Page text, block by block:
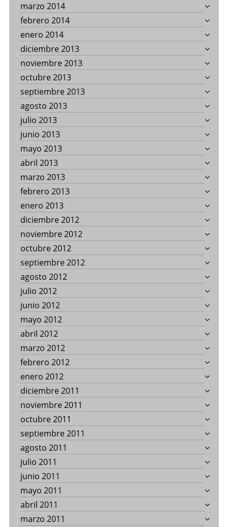
marzo 2014
febrero 2014
enero 2014
diciembre 2013
noviembre 2013
octubre 2013
septiembre 2013
agosto 2013
julio 2013
junio 2013
mayo 2013
abril 2013
marzo 2013
febrero 2013
enero 2013
diciembre 2012
noviembre 2012
octubre 2012
septiembre 2012
agosto 2012
julio 2012
junio 2012
mayo 2012
abril 2012
marzo 2012
febrero 2012
enero 2012
diciembre 2011
noviembre 2011
octubre 2011
septiembre 2011
agosto 2011
julio 2011
junio 2011
mayo 2011
abril 2011
marzo 2011